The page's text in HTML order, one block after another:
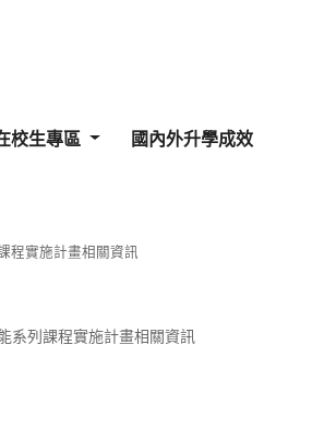
校生專區 國內外升學成效
程實施計畫相關資訊
系列課程實施計畫相關資訊